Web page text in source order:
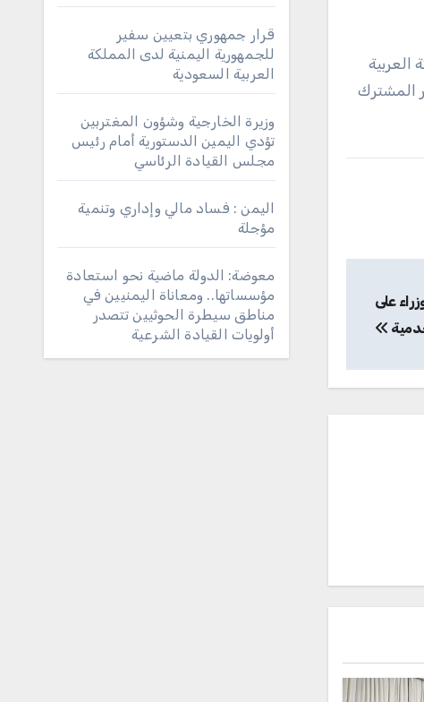
العربية
المشترك
على
قرار جمهوري بتعيين سفير
للجمهورية اليمنية لدى المملكة
العربية السعودية
وزيرة الخارجية وشؤون المغتربين
تؤدي اليمين الدستورية أمام رئيس
مجلس القيادة الرئاسي
اليمن : فساد مالي وإداري وتنمية
مؤجلة
معوضة: الدولة ماضية نحو استعادة
مؤسساتها.. ومعاناة اليمنيين في
مناطق سيطرة الحوثيين تتصدر
أولويات القيادة الشرعية